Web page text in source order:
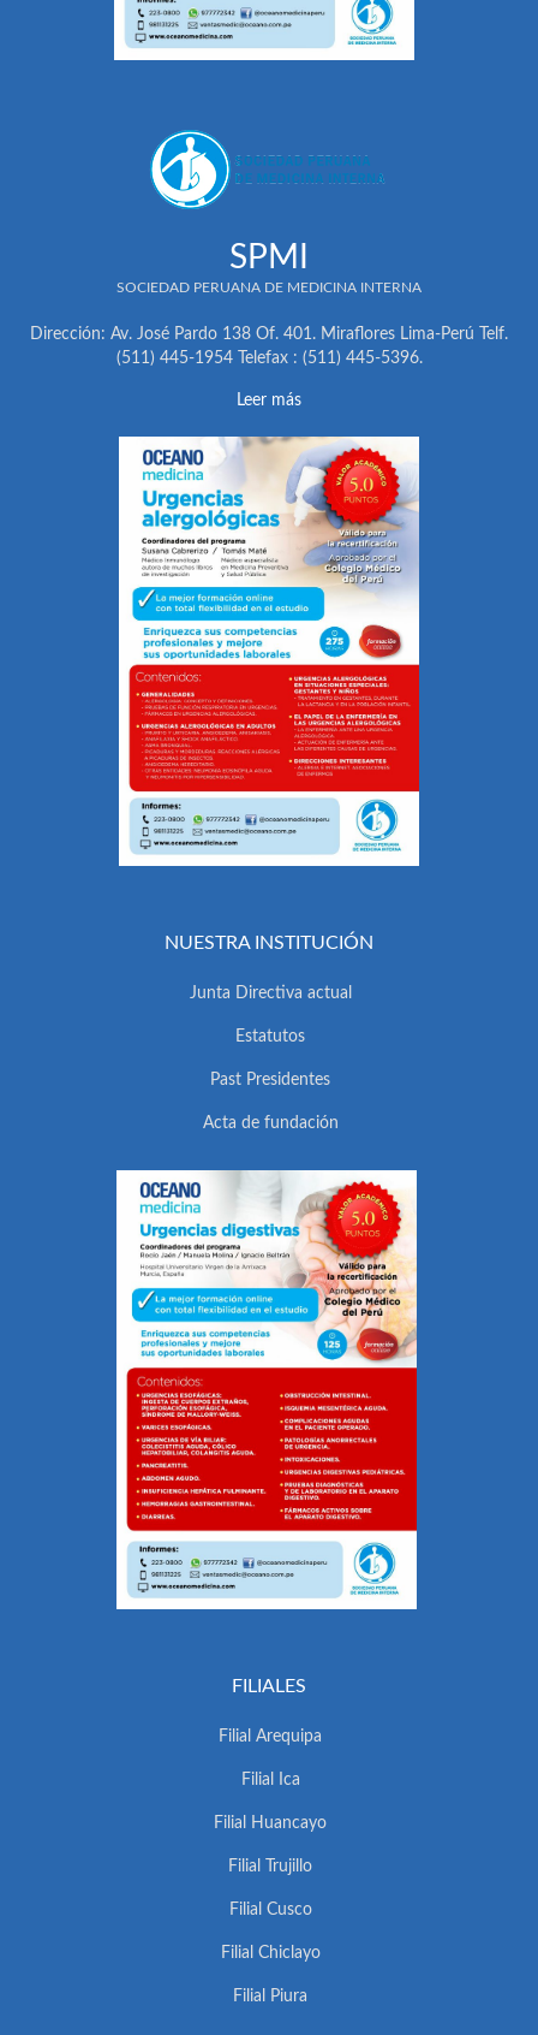
SPMI
SOCIEDAD PERUANA DE MEDICINA INTERNA
Dirección: Av. José Pardo 138 Of. 401. Miraflores Lima-Perú Telf.
(511) 445-1954 Telefax : (511) 445-5396.
Leer más
NUESTRA INSTITUCIÓN
Junta Directiva actual
Estatutos
Past Presidentes
Acta de fundación
FILIALES
Filial Arequipa
Filial Ica
Filial Huancayo
Filial Trujillo
Filial Cusco
Filial Chiclayo
Filial Piura